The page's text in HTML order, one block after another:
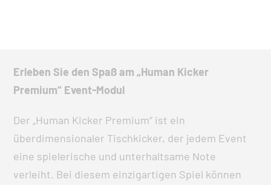
Erleben Sie den Spaß am „Human Kicker
Premium“ Event-Modul
Der „Human Kicker Premium“ ist ein
überdimensionaler Tischkicker, der jedem Event
eine spielerische und unterhaltsame Note
verleiht. Bei diesem einzigartigen Spiel können